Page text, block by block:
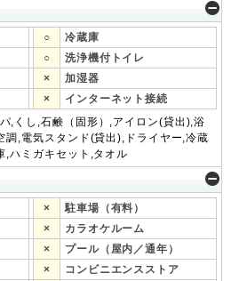
○
冷蔵庫
○
洗浄機付トイレ
×
加湿器
×
インターネット接続
,くし,石鹸（固形）,アイロン(貸出),浴
調,電気スタンド(貸出),ドライヤー,冷蔵
,ハミガキセット,タオル
×
駐車場（有料）
×
カラオケルーム
×
プール（屋内／通年）
×
コンビニエンスストア